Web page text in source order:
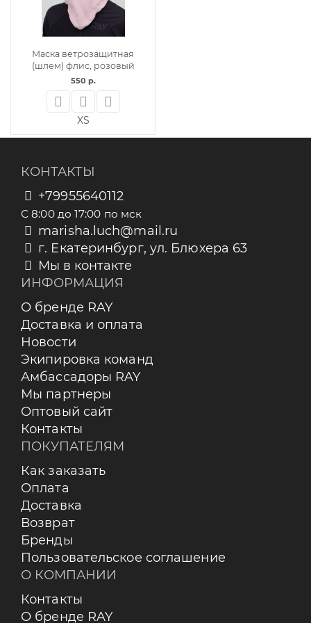
Маска ветрозащитная
(шлем) флис, розовый
550 р.
XS
КОНТАКТЫ
+79955640112
С 8:00 до 17:00 по мск
marisha.luch@mail.ru
г. Екатеринбург, ул. Блюхера 63
Мы в контакте
ИНФОРМАЦИЯ
О бренде RAY
Доставка и оплата
Новости
Экипировка команд
Амбассадоры RAY
Мы партнеры
Оптовый сайт
Контакты
ПОКУПАТЕЛЯМ
Как заказать
Оплата
Доставка
Возврат
Бренды
Пользовательское соглашение
О КОМПАНИИ
Контакты
О бренде RAY